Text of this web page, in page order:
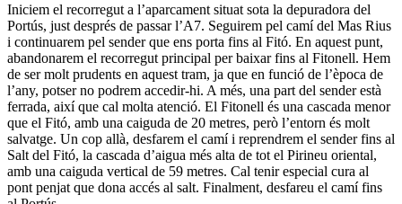
Iniciem el recorregut a l’aparcament situat sota la depuradora del
Portús, just després de passar l’A7. Seguirem pel camí del Mas Rius
i continuarem pel sender que ens porta fins al Fitó. En aquest punt,
abandonarem el recorregut principal per baixar fins al Fitonell. Hem
de ser molt prudents en aquest tram, ja que en funció de l’època de
l’any, potser no podrem accedir-hi. A més, una part del sender està
ferrada, així que cal molta atenció. El Fitonell és una cascada menor
que el Fitó, amb una caiguda de 20 metres, però l’entorn és molt
salvatge. Un cop allà, desfarem el camí i reprendrem el sender fins al
Salt del Fitó, la cascada d’aigua més alta de tot el Pirineu oriental,
amb una caiguda vertical de 59 metres. Cal tenir especial cura al
pont penjat que dona accés al salt. Finalment, desfareu el camí fins